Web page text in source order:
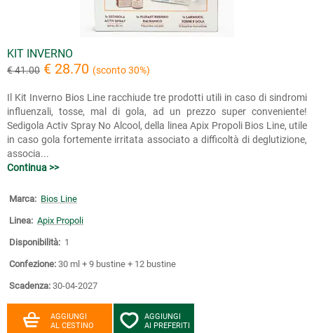
KIT INVERNO
€ 41.00 € 28.70 (sconto 30%)
Il Kit Inverno Bios Line racchiude tre prodotti utili in caso di sindromi
influenzali, tosse, mal di gola, ad un prezzo super conveniente!
Sedigola Activ Spray No Alcool, della linea Apix Propoli Bios Line, utile
in caso gola fortemente irritata associato a difficoltà di deglutizione,
associa...
Continua >>
Marca: Bios Line
Linea: Apix Propoli
Disponibilità: 1
Confezione: 30 ml + 9 bustine + 12 bustine
Scadenza: 30-04-2027
AGGIUNGI
AL CESTINO
AGGIUNGI
AI PREFERITI